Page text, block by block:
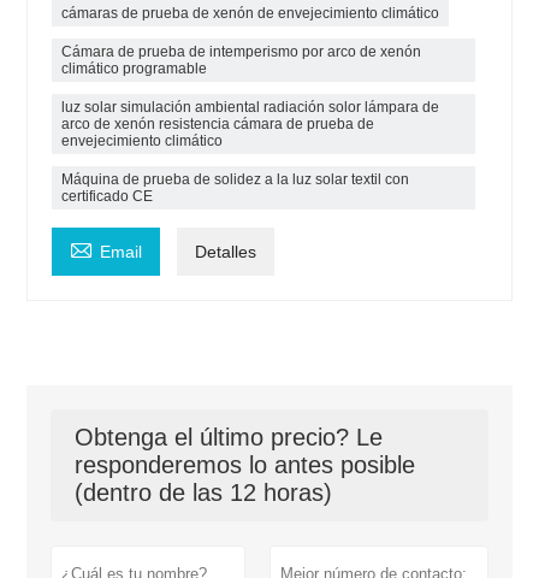
cámaras de prueba de xenón de envejecimiento climático
Cámara de prueba de intemperismo por arco de xenón
climático programable
luz solar simulación ambiental radiación solor lámpara de
arco de xenón resistencia cámara de prueba de
envejecimiento climático
Máquina de prueba de solidez a la luz solar textil con
certificado CE
 Email Detalles
Obtenga el último precio? Le
responderemos lo antes posible
(dentro de las 12 horas)